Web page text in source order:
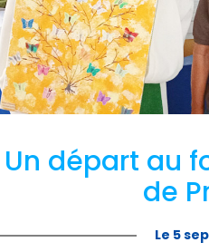
Un départ au
de
Le 5